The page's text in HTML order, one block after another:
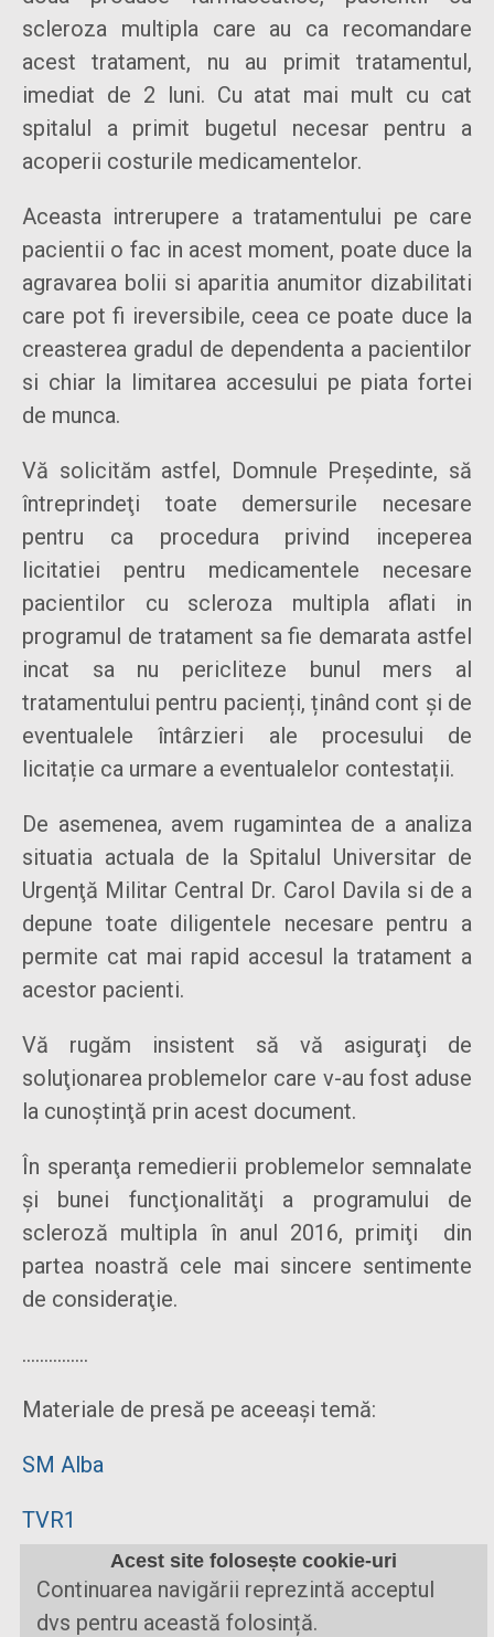
scleroza multipla care au ca recomandare
acest tratament, nu au primit tratamentul,
imediat de 2 luni. Cu atat mai mult cu cat
spitalul a primit bugetul necesar pentru a
acoperii costurile medicamentelor.
Aceasta intrerupere a tratamentului pe care
pacientii o fac in acest moment, poate duce la
agravarea bolii si aparitia anumitor dizabilitati
care pot fi ireversibile, ceea ce poate duce la
creasterea gradul de dependenta a pacientilor
si chiar la limitarea accesului pe piata fortei
de munca.
Vă solicităm astfel, Domnule Preşedinte, să
întreprindeţi toate demersurile necesare
pentru ca procedura privind inceperea
licitatiei pentru medicamentele necesare
pacientilor cu scleroza multipla aflati in
programul de tratament sa fie demarata astfel
incat sa nu pericliteze bunul mers al
tratamentului pentru pacienți, ținând cont și de
eventualele întârzieri ale procesului de
licitație ca urmare a eventualelor contestații.
De asemenea, avem rugamintea de a analiza
situatia actuala de la Spitalul Universitar de
Urgenţă Militar Central Dr. Carol Davila si de a
depune toate diligentele necesare pentru a
permite cat mai rapid accesul la tratament a
acestor pacienti.
Vă rugăm insistent să vă asiguraţi de
soluţionarea problemelor care v-au fost aduse
la cunoştinţă prin acest document.
În speranţa remedierii problemelor semnalate
şi bunei funcţionalităţi a programului de
scleroză multipla în anul 2016, primiţi din
partea noastră cele mai sincere sentimente
de consideraţie.
...............
Materiale de presă pe aceeași temă:
SM Alba
TVR1
Digi24
Acest site folosește cookie-uri
Continuarea navigării reprezintă acceptul
dvs pentru această folosință.